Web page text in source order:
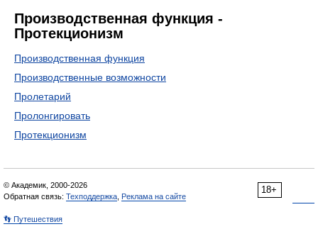
Производственная функция -
Протекционизм
Производственная функция
Производственные возможности
Пролетарий
Пролонгировать
Протекционизм
18+
© Академик, 2000-2026
Обратная связь: Техподдержка Реклама на сайте
👣 Путешествия